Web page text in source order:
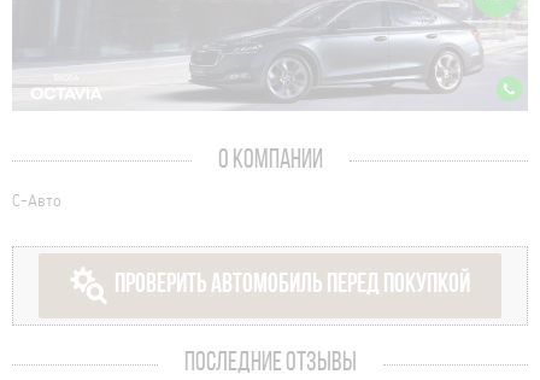
О КОМПАНИИ
С-Авто
ПРОВЕРИТЬ АВТОМОБИЛЬ ПЕРЕД ПОКУПКОЙ
ПОСЛЕДНИЕ ОТЗЫВЫ